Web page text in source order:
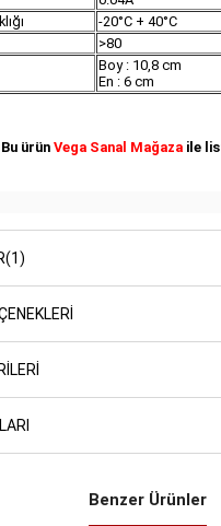
-20°C + 40°C
>80
Boy : 10,8 cm
En : 6 cm
Bu ürün Vega Sanal Mağaza ile
(1)
Benzer Ürünler